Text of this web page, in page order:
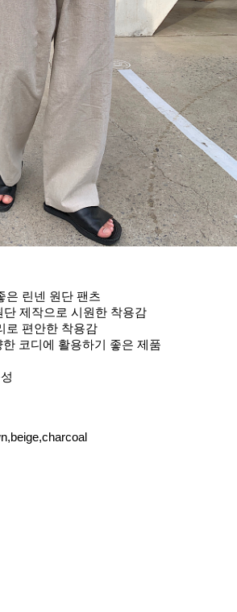
은 린넨 원단 팬츠
제작으로 시원한 착용감
로 편안한 착용감
코디에 활용하기 좋은 제품